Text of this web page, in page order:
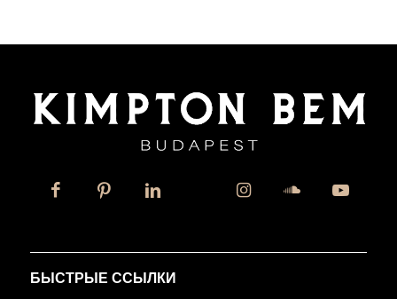
БЫСТРЫЕ ССЫЛКИ